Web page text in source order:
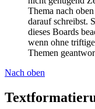
Thema nach
darauf schreibst.
dieses Boards
wenn ohne
Themen
Nach oben